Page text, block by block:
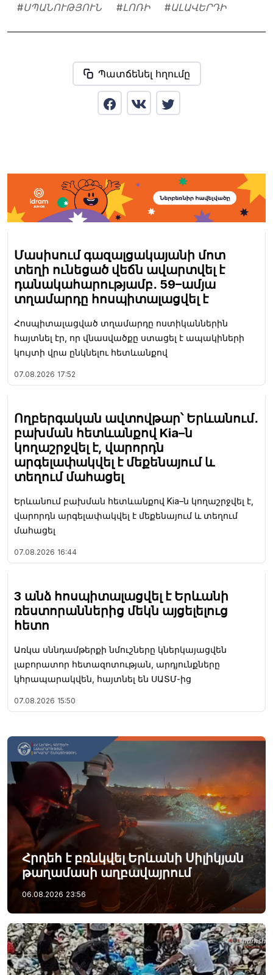
#ՍՊԱՆՈՒԹՅՈՒՆ #ԼՈՌԻ #ԱԼԱՎԵՐԴԻ
Պատճենել հղումը
Մասիսում գազալցակայանի մոտ
տեղի ունեցած վեճն ավարտվել է
դանակահարությամբ․ 59–ամյա
տղամարդը հոսպիտալացվել է
Հոսպիտալացված տղամարդը ոստիկաններին
հայտնել էր, որ վնասվածքը ստացել է ապակիների
կույտի վրա ընկնելու հետևանքով
07.08.2026 17:52
Ողբերգական ավտովթար՝ Երևանում․
բախման հետևանքով Kia–ն
կողաշրջվել է, վարորդն
արգելափակվել է մեքենայում և
տեղում մահացել
Երևանում բախման հետևանքով Kia–ն կողաշրջվել է,
վարորդն արգելափակվել է մեքենայում և տեղում
մահացել
07.08.2026 16:44
3 անձ հոսպիտալացվել է Երևանի
ռեստորաններից մեկն այցելելուց
հետո
Առկա սննդամթերքի նմուշները կներկայացվեն
լաբորատոր հետազոտության, արդյունքները
կհրապարակվեն, հայտնել են ՍԱՏՄ-ից
07.08.2026 15:50
Հրդեհ է բռնկվել Երևանի Սիլիկյան
թաղամասի աղբավայրում
06.08.2026 23:56